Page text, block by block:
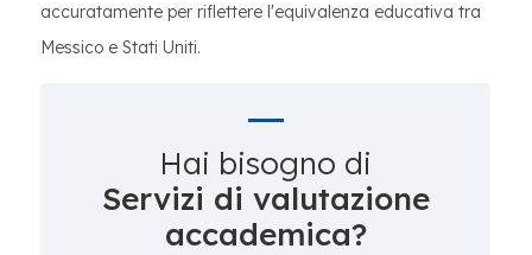
accuratamente per riflettere l'equivalenza educativa tra
Messico e Stati Uniti.
Hai bisogno di
Servizi di valutazione
accademica?